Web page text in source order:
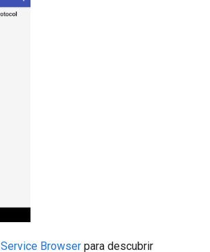
Service Browser para descubrir